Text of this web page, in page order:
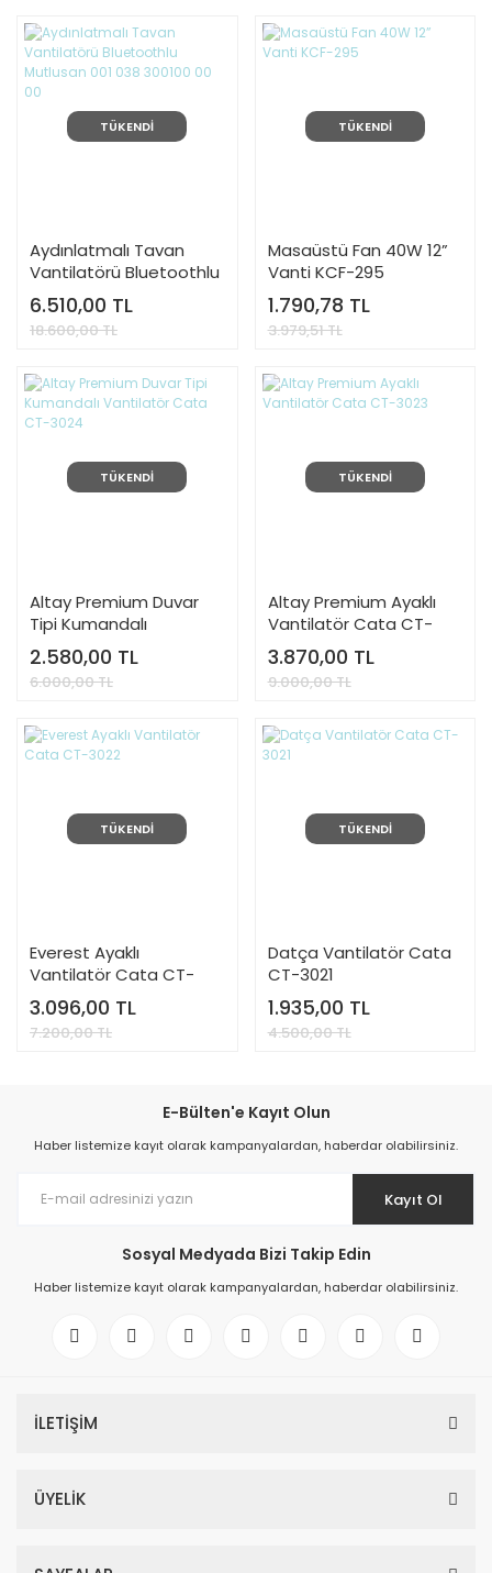
TÜKENDİ
Aydınlatmalı Tavan
Vantilatörü Bluetoothlu
Mutlusan 001 038
300100 00 00
6.510,00 TL
18.600,00 TL
TÜKENDİ
Masaüstü Fan 40W 12”
Vanti KCF-295
1.790,78 TL
3.979,51 TL
TÜKENDİ
Altay Premium Duvar
Tipi Kumandalı
Vantilatör Cata CT-
3024
2.580,00 TL
6.000,00 TL
TÜKENDİ
Altay Premium Ayaklı
Vantilatör Cata CT-
3023
3.870,00 TL
9.000,00 TL
TÜKENDİ
Everest Ayaklı
Vantilatör Cata CT-
3022
3.096,00 TL
7.200,00 TL
TÜKENDİ
Datça Vantilatör Cata
CT-3021
1.935,00 TL
4.500,00 TL
E-Bülten'e Kayıt Olun
Haber listemize kayıt olarak kampanyalardan, haberdar olabilirsiniz.
Kayıt Ol
Sosyal Medyada Bizi Takip Edin
Haber listemize kayıt olarak kampanyalardan, haberdar olabilirsiniz.
İLETİŞİM
ÜYELİK